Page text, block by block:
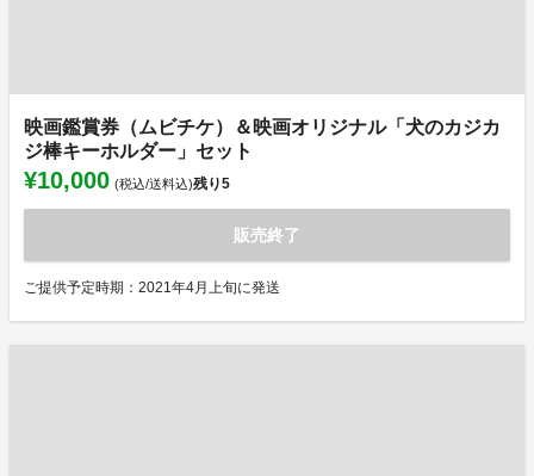
映画鑑賞券（ムビチケ）＆映画オリジナル「犬のカジカ
ジ棒キーホルダー」セット
¥10,000 (税込/送料込)残り5
販売終了
ご提供予定時期：2021年4月上旬に発送